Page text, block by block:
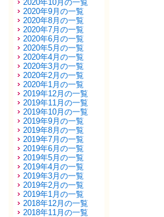
2020年10月の一覧
2020年9月の一覧
2020年8月の一覧
2020年7月の一覧
2020年6月の一覧
2020年5月の一覧
2020年4月の一覧
2020年3月の一覧
2020年2月の一覧
2020年1月の一覧
2019年12月の一覧
2019年11月の一覧
2019年10月の一覧
2019年9月の一覧
2019年8月の一覧
2019年7月の一覧
2019年6月の一覧
2019年5月の一覧
2019年4月の一覧
2019年3月の一覧
2019年2月の一覧
2019年1月の一覧
2018年12月の一覧
2018年11月の一覧